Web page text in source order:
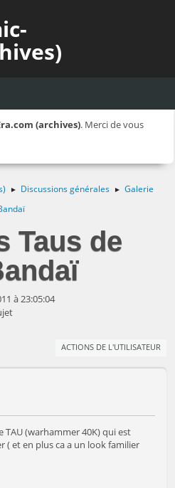
(archives). Merci de vous
► Discussions générales ► Galerie
Taus de
à 23:05:04
ACTIONS DE L'UTILISATEUR
(warhammer 40K) qui est
( et en plus ca a un look familier